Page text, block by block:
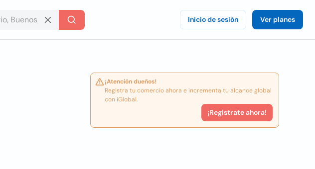
Inicio de sesión Ver planes
¡Atención dueños!
Registra tu comercio ahora e incrementa tu alcance global
con iGlobal.
¡Registrate ahora!